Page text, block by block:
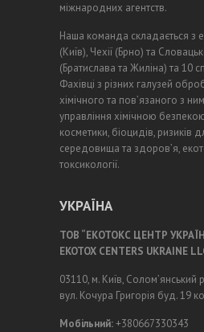
міжнародних агентств.
Наша команда складається з
(Київ), Чехії (Брно) та
(Братислава та Жиліна) та 10
Фахівці з різних галузей
хімічного та пов’язаного з
управління хімічною
косметики, біоцидів, ризиків
середовища та здоров’я,
токсикології.
УКРАЇНА
ТОВ “ЕКОТОКС ЦЕНТР
EKOTOX CENTERS UKRAINE
03110, м. Київ, Солом’янський
вул. Кочура Григорія буд. 19
Мобільний:+380667330343